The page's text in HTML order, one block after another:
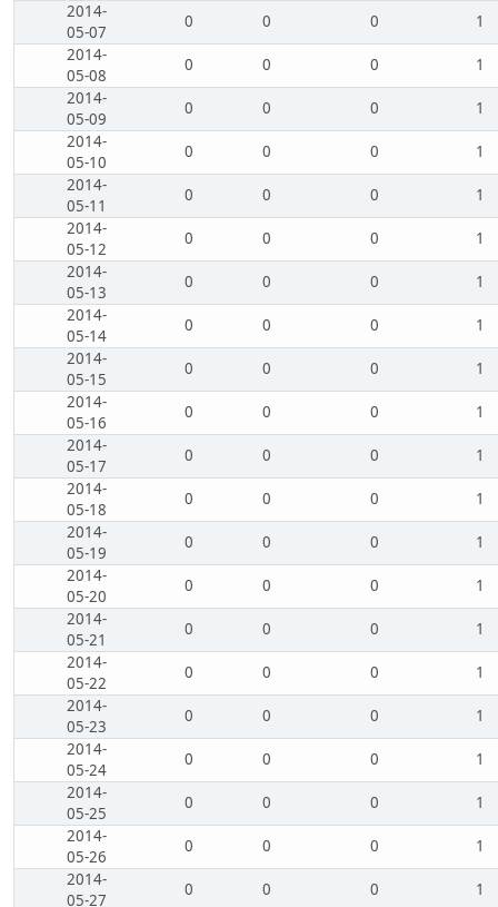
2014-
05-07
0 0 0
1
2014-
05-08
0 0 0
1
2014-
05-09
0 0 0
1
2014-
05-10
0 0 0
1
2014-
05-11
0 0 0
1
2014-
05-12
0 0 0
1
2014-
05-13
0 0 0
1
2014-
05-14
0 0 0
1
2014-
05-15
0 0 0
1
2014-
05-16
0 0 0
1
2014-
05-17
0 0 0
1
2014-
05-18
0 0 0
1
2014-
05-19
0 0 0
1
2014-
05-20
0 0 0
1
2014-
05-21
0 0 0
1
2014-
05-22
0 0 0
1
2014-
05-23
0 0 0
1
2014-
05-24
0 0 0
1
2014-
05-25
0 0 0
1
2014-
05-26
0 0 0
1
2014-
05-27
0 0 0 1